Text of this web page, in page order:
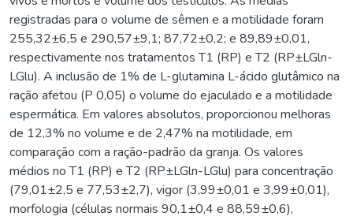
registradas para o volume de sêmen e a motilidade foram
255,32±6,5 e 290,57±9,1; 87,72±0,2; e 89,89±0,01,
respectivamente nos tratamentos T1 (RP) e T2 (RP±LGln-
LGlu). A inclusão de 1% de L-glutamina L-ácido glutâmico na
ração afetou (P 0,05) o volume do ejaculado e a motilidade
espermática. Em valores absolutos, proporcionou melhoras
de 12,3% no volume e de 2,47% na motilidade, em
comparação com a ração-padrão da granja. Os valores
médios no T1 (RP) e T2 (RP±LGln-LGlu) para concentração
(79,01±2,5 e 77,53±2,7), vigor (3,99±0,01 e 3,99±0,01),
morfologia (células normais 90,1±0,4 e 88,59±0,6),